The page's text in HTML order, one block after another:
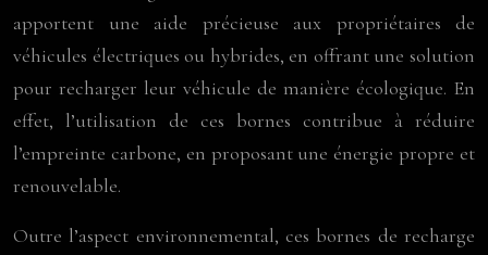
apportent une aide précieuse aux propriétaires de
véhicules électriques ou hybrides, en offrant une solution
pour recharger leur véhicule de manière écologique. En
effet, l’utilisation de ces bornes contribue à réduire
l’empreinte carbone, en proposant une énergie propre et
renouvelable.
Outre l’aspect environnemental, ces bornes de recharge